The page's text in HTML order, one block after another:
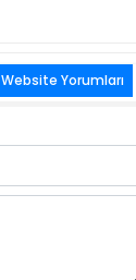
Website Yorumları